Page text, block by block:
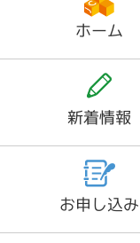
ホーム
新着情報
お申し込み